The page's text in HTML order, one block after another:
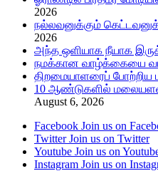
2026
நல்லவனுக்கும்
2026
அந்த ஒளியாக நீயாக
நமக்கான வாழ்க்கையை
திறமையாளரைப் போற்றிய
10 ஆண்டுகளில்
August 6, 2026
Facebook Join us on
Twitter Join us on Twitter
Youtube Join us on
Instagram Join us on